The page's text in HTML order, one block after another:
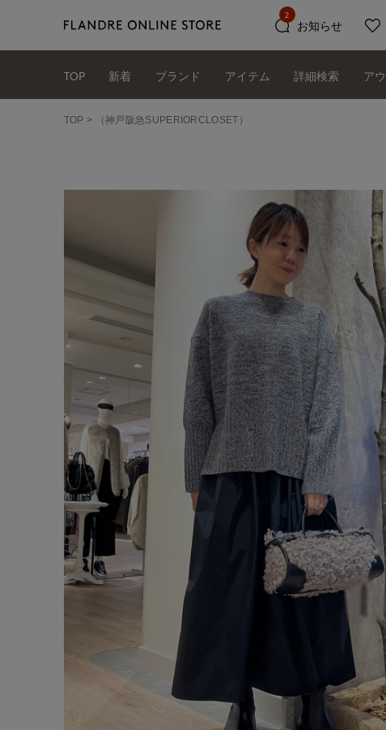
お知らせ
2
TOP 新着 ブランド アイテム 詳細検索 ア
TOP （神戸阪急SUPERIORCLOSET）